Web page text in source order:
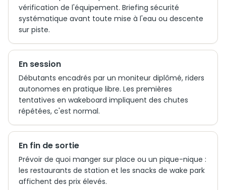
vérification de l'équipement. Briefing sécurité
systématique avant toute mise à l'eau ou descente
sur piste.
En session
Débutants encadrés par un moniteur diplômé, riders
autonomes en pratique libre. Les premières
tentatives en wakeboard impliquent des chutes
répétées, c'est normal.
En fin de sortie
Prévoir de quoi manger sur place ou un pique-nique :
les restaurants de station et les snacks de wake park
affichent des prix élevés.